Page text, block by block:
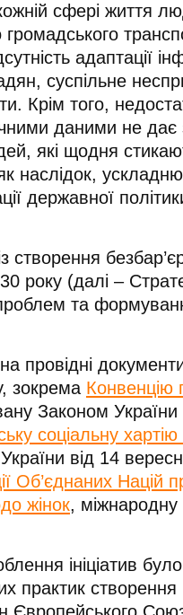
сфері життя
адаптації
суспільне
Крім того,
даними не дає
які щодня
наслідок,
державної
створення
року (далі –
та
на провідні
зокрема Конвенцію
Законом
соціальну
від 14
Об’єднаних Націй
жінок, міжнародну
ініціатив
практик створення